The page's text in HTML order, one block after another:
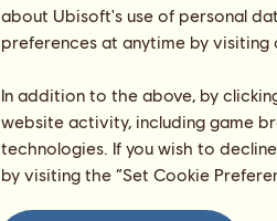
about Ubisoft's use of personal
preferences at anytime by
In addition to the above, by
website activity, including game
technologies. If you wish to
by visiting the “Set Cookie